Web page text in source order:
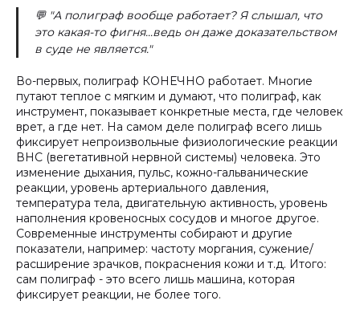
💬 "А полиграф вообще работает? Я слышал, что
это какая-то фигня...ведь он даже доказательством
в суде не является."
Во-первых, полиграф КОНЕЧНО работает. Многие
путают теплое с мягким и думают, что полиграф, как
инструмент, показывает конкретные места, где человек
врет, а где нет. На самом деле полиграф всего лишь
фиксирует непроизвольные физиологические реакции
ВНС (вегетативной нервной системы) человека. Это
изменение дыхания, пульс, кожно-гальванические
реакции, уровень артериального давления,
температура тела, двигательную активность, уровень
наполнения кровеносных сосудов и многое другое.
Современные инструменты собирают и другие
показатели, например: частоту моргания, сужение/
расширение зрачков, покраснения кожи и т.д. Итого:
сам полиграф - это всего лишь машина, которая
фиксирует реакции, не более того.